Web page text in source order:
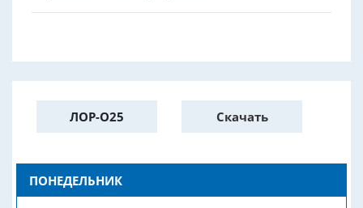
ЛОР-О25 Скачать
ПОНЕДЕЛЬНИК